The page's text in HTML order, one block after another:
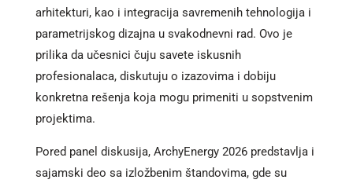
arhitekturi, kao i integracija savremenih tehnologija i
parametrijskog dizajna u svakodnevni rad. Ovo je
prilika da učesnici čuju savete iskusnih
profesionalaca, diskutuju o izazovima i dobiju
konkretna rešenja koja mogu primeniti u sopstvenim
projektima.
Pored panel diskusija, ArchyEnergy 2026 predstavlja i
sajamski deo sa izložbenim štandovima, gde su